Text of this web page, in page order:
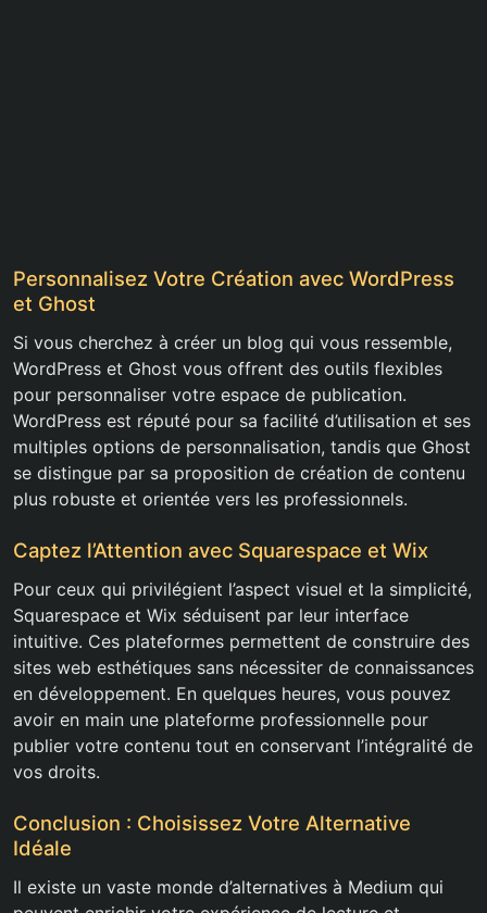
Personnalisez Votre Création avec WordPress
et Ghost
Si vous cherchez à créer un blog qui vous ressemble,
WordPress et Ghost vous offrent des outils flexibles
pour personnaliser votre espace de publication.
WordPress est réputé pour sa facilité d’utilisation et ses
multiples options de personnalisation, tandis que Ghost
se distingue par sa proposition de création de contenu
plus robuste et orientée vers les professionnels.
Captez l’Attention avec Squarespace et Wix
Pour ceux qui privilégient l’aspect visuel et la simplicité,
Squarespace et Wix séduisent par leur interface
intuitive. Ces plateformes permettent de construire des
sites web esthétiques sans nécessiter de connaissances
en développement. En quelques heures, vous pouvez
avoir en main une plateforme professionnelle pour
publier votre contenu tout en conservant l’intégralité de
vos droits.
Conclusion : Choisissez Votre Alternative
Idéale
Il existe un vaste monde d’alternatives à Medium qui